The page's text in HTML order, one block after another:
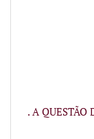
. A QUESTÃO